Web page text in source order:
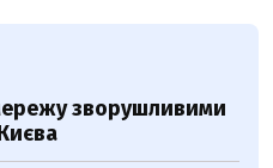
зворушливими